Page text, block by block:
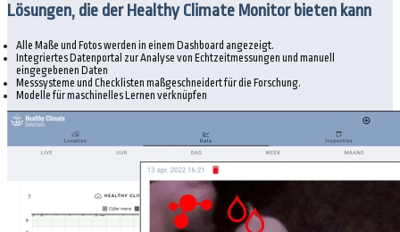
Lösungen, die der Healthy Climate Monitor bieten kann
Alle Maße und Fotos werden in einem Dashboard angezeigt.
Integriertes Datenportal zur Analyse von Echtzeitmessungen und manuell
eingegebenen Daten
Messsysteme und Checklisten maßgeschneidert für die Forschung.
Modelle für maschinelles Lernen verknüpfen